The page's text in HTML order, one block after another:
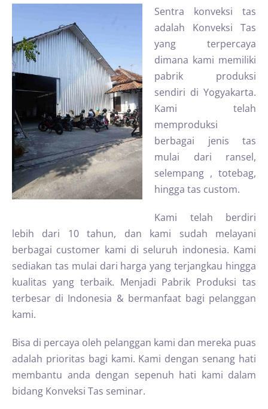
Sentra konveksi tas
adalah Konveksi Tas
yang terpercaya
dimana kami memiliki
pabrik produksi
sendiri di Yogyakarta.
Kami telah
memproduksi
berbagai jenis tas
mulai dari ransel,
selempang , totebag,
hingga tas custom.
Kami telah berdiri
lebih dari 10 tahun, dan kami sudah melayani
berbagai customer kami di seluruh indonesia. Kami
sediakan tas mulai dari harga yang terjangkau hingga
kualitas yang terbaik. Menjadi Pabrik Produksi tas
terbesar di Indonesia & bermanfaat bagi pelanggan
kami.
Bisa di percaya oleh pelanggan kami dan mereka puas
adalah prioritas bagi kami. Kami dengan senang hati
membantu anda dengan sepenuh hati kami dalam
bidang Konveksi Tas seminar.